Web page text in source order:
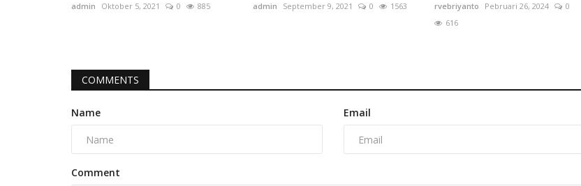
admin Oktober 5, 2021 0 885 admin September 9, 2021 0 1563 rvebriyanto Pebruari 26, 2024
0
616
COMMENTS
Name Email
Comment